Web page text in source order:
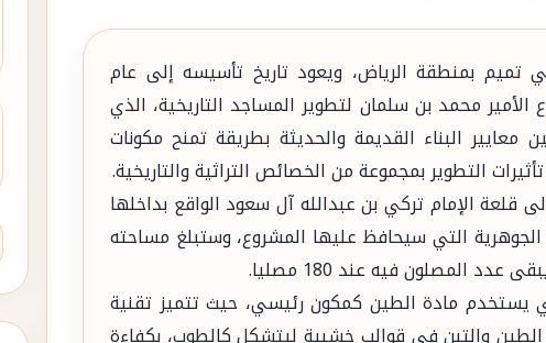
بمنطقة الرياض، ويعود تاريخ تأسيسه إلى عام
الأمير محمد بن سلمان لتطوير المساجد التاريخية، الذي
البناء القديمة والحديثة بطريقة تمنح مكونات
التطوير بمجموعة من الخصائص التراثية والتاريخية.
الإمام تركي بن عبدالله آل سعود الواقع بداخلها
التي سيحافظ عليها المشروع، وستبلغ مساحته
يستخدم مادة الطين كمكون رئيسي، حيث تتميز تقنية
والتبن في قوالب خشبية ليتشكل كالطوب، بكفاءة